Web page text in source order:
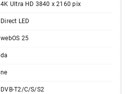
4K Ultra HD 3840 x 2160 pix
Direct LED
webOS 25
da
ne
DVB-T2/C/S/S2